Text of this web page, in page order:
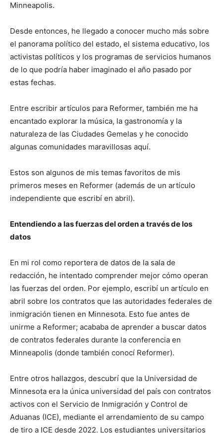
Minneapolis.
Desde entonces, he llegado a conocer mucho más sobre
el panorama político del estado, el sistema educativo, los
activistas políticos y los programas de servicios humanos
de lo que podría haber imaginado el año pasado por
estas fechas.
Entre escribir artículos para Reformer, también me ha
encantado explorar la música, la gastronomía y la
naturaleza de las Ciudades Gemelas y he conocido
algunas comunidades maravillosas aquí.
Estos son algunos de mis temas favoritos de mis
primeros meses en Reformer (además de un artículo
independiente que escribí en abril).
Entendiendo a las fuerzas del orden a través de los
datos
En mi rol como reportera de datos de la sala de
redacción, he intentado comprender mejor cómo operan
las fuerzas del orden. Por ejemplo, escribí un artículo en
abril sobre los contratos que las autoridades federales de
inmigración tienen en Minnesota. Esto fue antes de
unirme a Reformer; acababa de aprender a buscar datos
de contratos federales durante la conferencia en
Minneapolis (donde también conocí Reformer).
Entre otros hallazgos, descubrí que la Universidad de
Minnesota era la única universidad del país con contratos
activos con el Servicio de Inmigración y Control de
Aduanas (ICE), mediante el arrendamiento de su campo
de tiro a ICE desde 2022. Los estudiantes universitarios